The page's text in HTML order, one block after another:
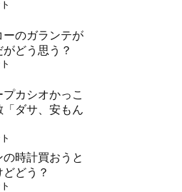
ーのガランテが
どう思う？
プカシオかっこ
「ダサ、安もん
時計買おうと
どう？